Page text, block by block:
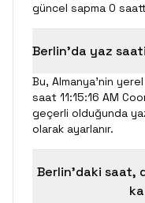
güncel sapma 0
Berlin'da yaz
Bu, Almanya'nin
saat 11:15:16 AM
geçerli olduğunda
olarak ayarlanır.
Berlin'daki saat,